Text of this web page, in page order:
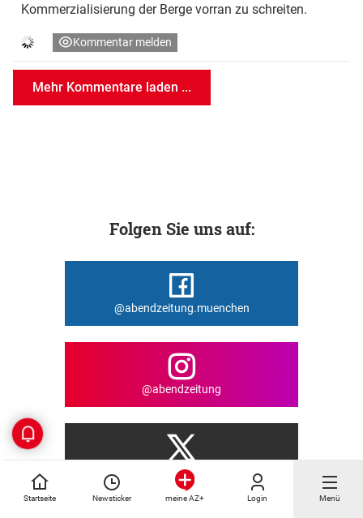
Startseite Newsticker meine AZ+ Login Menü
Kommerzialisierung der Berge vorran zu schreiten.
Kommentar melden
Mehr Kommentare laden ...
Folgen Sie uns auf:
@abendzeitung.muenchen
@abendzeitung
@Abendzeitung